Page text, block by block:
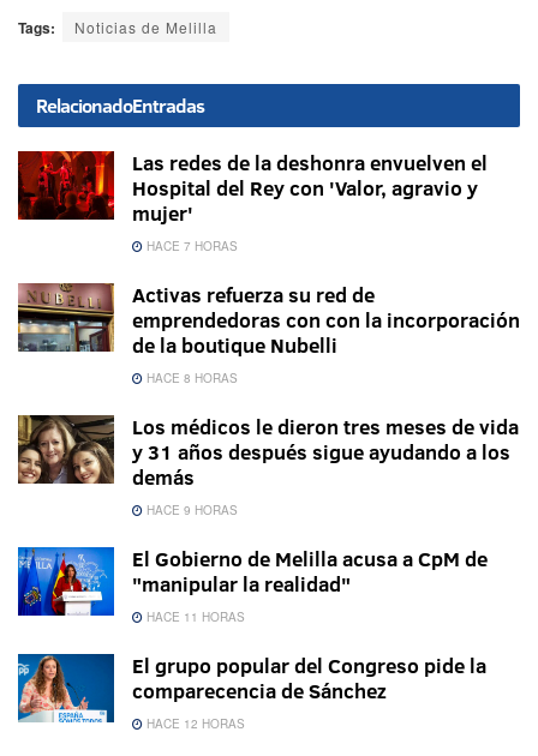
Tags: Noticias de Melilla
RelacionadoEntradas
Las redes de la deshonra envuelven el
Hospital del Rey con 'Valor, agravio y
mujer'
HACE 7 HORAS
Activas refuerza su red de
emprendedoras con con la incorporación
de la boutique Nubelli
HACE 8 HORAS
Los médicos le dieron tres meses de vida
y 31 años después sigue ayudando a los
demás
HACE 9 HORAS
El Gobierno de Melilla acusa a CpM de
"manipular la realidad"
HACE 11 HORAS
El grupo popular del Congreso pide la
comparecencia de Sánchez
HACE 12 HORAS